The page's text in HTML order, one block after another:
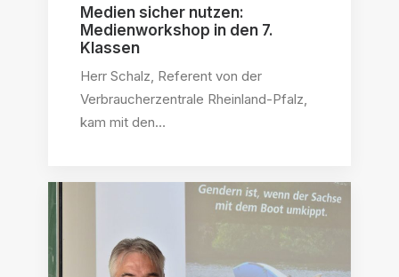
Medien sicher nutzen:
Medienworkshop in den 7.
Klassen
Herr Schalz, Referent von der
Verbraucherzentrale Rheinland-Pfalz,
kam mit den…